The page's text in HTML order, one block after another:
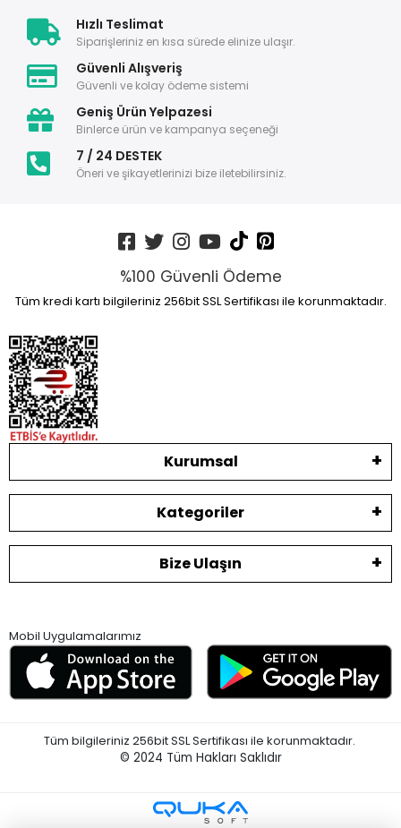
Hızlı Teslimat
Siparişleriniz en kısa sürede elinize ulaşır.
Güvenli Alışveriş
Güvenli ve kolay ödeme sistemi
Geniş Ürün Yelpazesi
Binlerce ürün ve kampanya seçeneği
7 / 24 DESTEK
Öneri ve şikayetlerinizi bize iletebilirsiniz.
%100 Güvenli Ödeme
Tüm kredi kartı bilgileriniz 256bit SSL Sertifikası ile korunmaktadır.
Kurumsal
Kategoriler
Bize Ulaşın
Mobil Uygulamalarımız
Tüm bilgileriniz 256bit SSL Sertifikası ile korunmaktadır.
© 2024 Tüm Hakları Saklıdır